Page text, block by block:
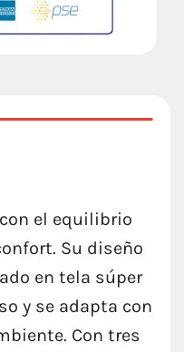
el equilibrio
Su diseño
en tela súper
y se adapta con
Con tres